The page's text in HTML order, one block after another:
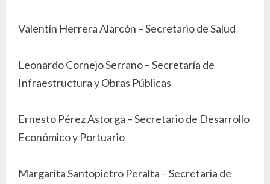
Valentín Herrera Alarcón – Secretario de Salud
Leonardo Cornejo Serrano – Secretaría de
Infraestructura y Obras Públicas
Ernesto Pérez Astorga – Secretario de Desarrollo
Económico y Portuario
Margarita Santopietro Peralta – Secretaria de